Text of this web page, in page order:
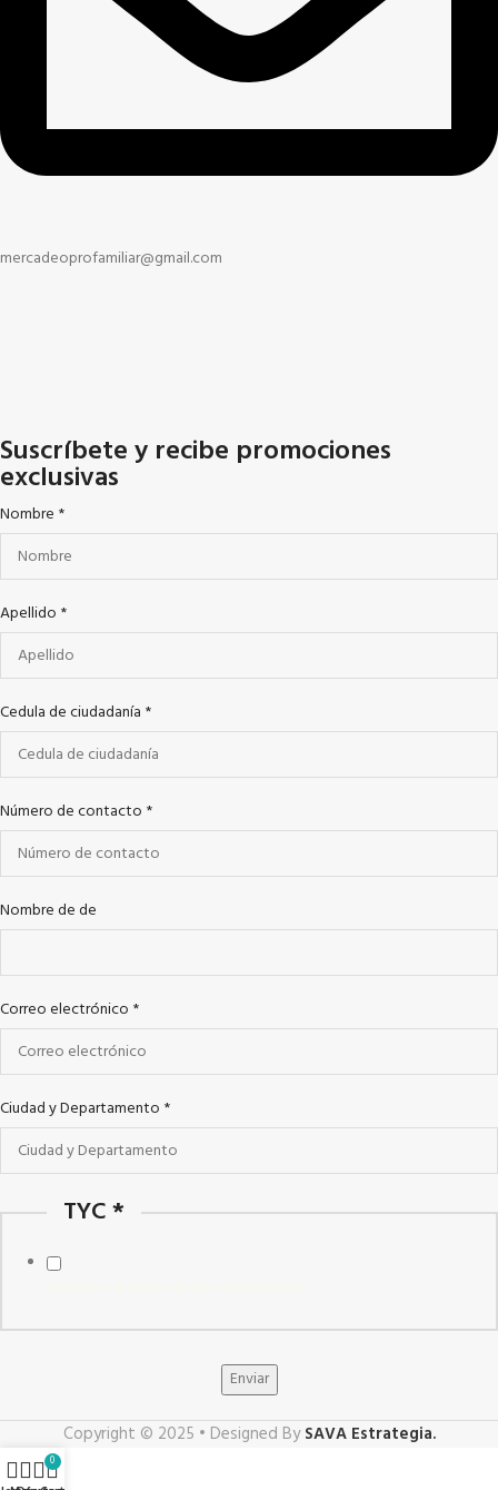
mercadeoprofamiliar@gmail.com
Suscríbete y recibe promociones
exclusivas
Nombre *
Apellido *
Cedula de ciudadanía *
Número de contacto *
Nombre de de
Correo electrónico *
Ciudad y Departamento *
TYC*
Enviar
Copyright © 2025 • Designed BySAVA Estrategia.
0